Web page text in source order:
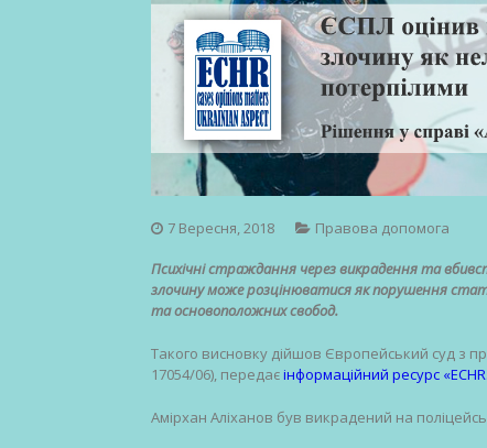
7 Вересня, 2018 Правова допомога
Психічні страждання через викрадення та
злочину може розцінюватися як порушення
та основоположних свобод.
Такого висновку дійшов Європейський суд з
17054/06), передаєінформаційний ресурс
Амірхан Аліханов був викрадений на